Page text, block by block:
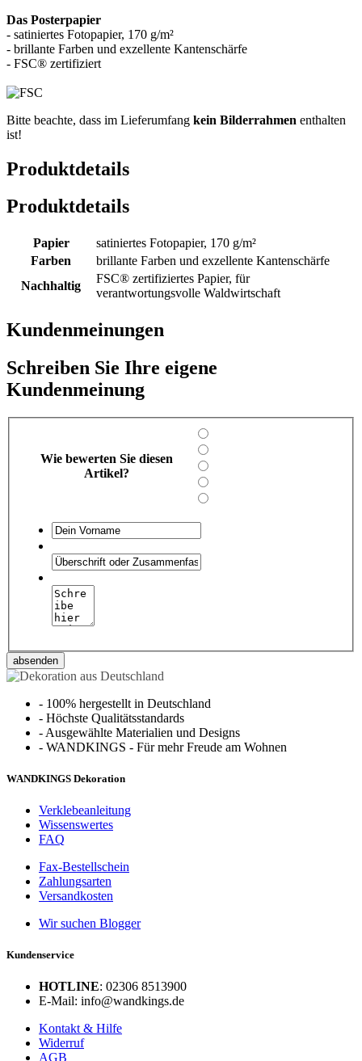
Das Posterpapier
- satiniertes Fotopapier, 170 g/m²
- brillante Farben und exzellente Kantenschärfe
- FSC® zertifiziert
Bitte beachte, dass im Lieferumfang kein Bilderrahmen enthalten
ist!
Produktdetails
Produktdetails
Papier
satiniertes Fotopapier, 170 g/m²
Farben
brillante Farben und exzellente Kantenschärfe
Nachhaltig
FSC® zertifiziertes Papier, für
verantwortungsvolle Waldwirtschaft
Kundenmeinungen
Schreiben Sie Ihre eigene
Kundenmeinung
Wie bewerten Sie diesen
Artikel?
absenden
- 100% hergestellt in Deutschland
- Höchste Qualitätsstandards
- Ausgewählte Materialien und Designs
- WANDKINGS - Für mehr Freude am Wohnen
WANDKINGS Dekoration
Verklebeanleitung
Wissenswertes
FAQ
Fax-Bestellschein
Zahlungsarten
Versandkosten
Wir suchen Blogger
Kundenservice
HOTLINE: 02306 8513900
E-Mail: info@wandkings.de
Kontakt & Hilfe
Widerruf
AGB